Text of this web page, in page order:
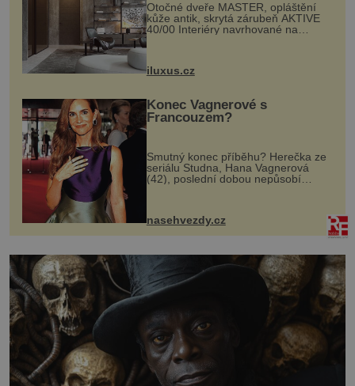
Otočné dveře MASTER, opláštění
kůže antik, skrytá zárubeň AKTIVE
40/00 Interiéry navrhované na
zakázku často vyžadují atypické
rozměry nejen nábytku, ale i
dnes umož...
iluxus.cz
Konec Vagnerové s
Francouzem?
Smutný konec příběhu? Herečka ze
seriálu Studna, Hana Vagnerová
(42), poslední dobou nepůsobí
nasehvezdy.cz